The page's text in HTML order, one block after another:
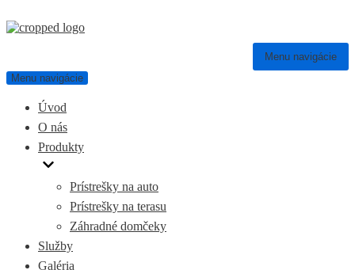
Menu navigácie
Menu navigácie
Úvod
O nás
Produkty
Prístrešky na auto
Prístrešky na terasu
Záhradné domčeky
Služby
Galéria